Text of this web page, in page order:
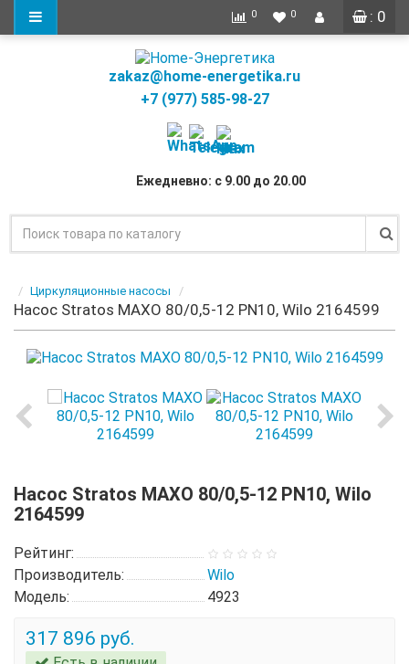
: 0
0 0
zakaz@home-energetika.ru
+7 (977) 585-98-27
Ежедневно: с 9.00 до 20.00
Циркуляционные насосы
Насос Stratos MAXO 80/0,5-12 PN10, Wilo 2164599
Насос Stratos MAXO 80/0,5-12 PN10, Wilo
2164599
Рейтинг:
Производитель:
Wilo
Модель:
4923
317 896 руб.